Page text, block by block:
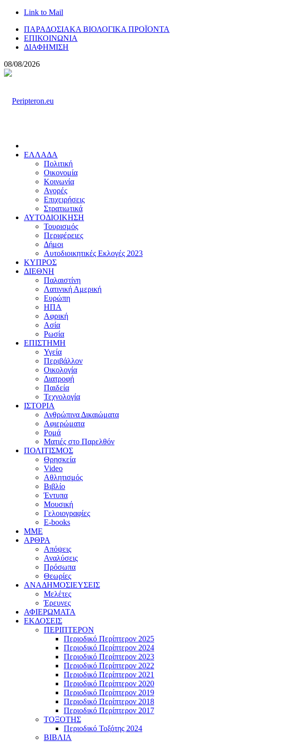
Link to Mail
ΠΑΡΑΔΟΣΙΑΚΑ ΒΙΟΛΟΓΙΚΑ ΠΡΟΪΟΝΤΑ
ΕΠΙΚΟΙΝΩΝΙΑ
ΔΙΑΦΗΜΙΣΗ
08/08/2026
ΕΛΛΑΔΑ
Πολιτική
Οικονομία
Κοινωνία
Αγορές
Επιχειρήσεις
Στρατιωτικά
ΑΥΤΟΔΙΟΙΚΗΣΗ
Τουρισμός
Περιφέρειες
Δήμοι
Αυτοδιοικητικές Εκλογές 2023
ΚΥΠΡΟΣ
ΔΙΕΘΝΗ
Παλαιστίνη
Λατινική Αμερική
Ευρώπη
ΗΠΑ
Αφρική
Ασία
Ρωσία
ΕΠΙΣΤΗΜΗ
Υγεία
Περιβάλλον
Οικολογία
Διατροφή
Παιδεία
Τεχνολογία
ΙΣΤΟΡΙΑ
Ανθρώπινα Δικαιώματα
Αφιερώματα
Ρομά
Ματιές στο Παρελθόν
ΠΟΛΙΤΙΣΜΟΣ
Θρησκεία
Video
Αθλητισμός
Βιβλίο
Έντυπα
Μουσική
Γελοιογραφίες
E-books
MME
ΑΡΘΡΑ
Απόψεις
Αναλύσεις
Πρόσωπα
Θεωρίες
ΑΝΑΔΗΜΟΣΙΕΥΣΕΙΣ
Μελέτες
Έρευνες
ΑΦΙΕΡΩΜΑΤΑ
ΕΚΔΟΣΕΙΣ
ΠΕΡΙΠΤΕΡΟΝ
Περιοδικό Περίπτερον 2025
Περιοδικό Περίπτερον 2024
Περιοδικό Περίπτερον 2023
Περιοδικό Περίπτερον 2022
Περιοδικό Περίπτερον 2021
Περιοδικό Περίπτερον 2020
Περιοδικό Περίπτερον 2019
Περιοδικό Περίπτερον 2018
Περιοδικό Περίπτερον 2017
ΤΟΞΟΤΗΣ
Περιοδικό Τοξότης 2024
ΒΙΒΛΙΑ